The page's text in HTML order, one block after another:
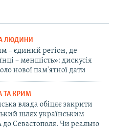
ЛЮДИНИ
– єдиний регіон, де
– меншість»: дискусія
нової пам'ятної дати
ТА КРИМ
влада обіцяє закрити
шлях українським
Севастополя. Чи реально